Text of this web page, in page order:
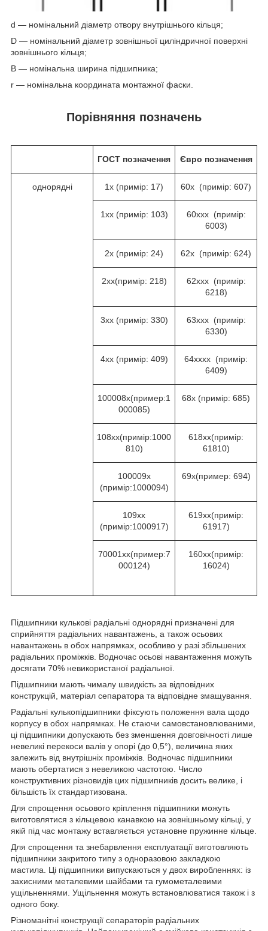
d — номінальний діаметр отвору внутрішнього кільця;
D — номінальний діаметр зовнішньої циліндричної поверхні
зовнішнього кільця;
B — номінальна ширина підшипника;
r — номінальна координата монтажної фаски.
Порівняння позначень
ГОСТ позначення Євро позначення
однорядні 1х (примір: 17) 60х (примір: 607)
1хх (примір: 103)
60ххх (примір:
6003)
2х (примір: 24) 62х (примір: 624)
2хх(примір: 218)
62ххх (примір:
6218)
3хх (примір: 330)
63ххх (примір:
6330)
4хх (примір: 409)
64хххх (примір:
6409)
100008х(пример:1
000085)
68х (примір: 685)
108xx(примір:1000
810)
618xx(примір:
61810)
100009х
(примір:1000094)
69х(пример: 694)
109xх
(примір:1000917)
619xx(примір:
61917)
70001хх(пример:7
000124)
160хх(примір:
16024)
Підшипники кулькові радіальні однорядні призначені для
сприйняття радіальних навантажень, а також осьових
навантажень в обох напрямках, особливо у разі збільшених
радіальних проміжків. Водночас осьові навантаження можуть
досягати 70% невикористаної радіальної.
Підшипники мають чималу швидкість за відповідних
конструкцій, матеріал сепаратора та відповідне змащування.
Радіальні кулькопідшипники фіксують положення вала щодо
корпусу в обох напрямках. Не стаючи самовстановлюваними,
ці підшипники допускають без зменшення довговічності лише
невеликі перекоси валів у опорі (до 0,5°), величина яких
залежить від внутрішніх проміжків. Водночас підшипники
мають обертатися з невеликою частотою. Число
конструктивних різновидів цих підшипників досить велике, і
більшість їх стандартизована.
Для спрощення осьового кріплення підшипники можуть
виготовлятися з кільцевою канавкою на зовнішньому кільці, у
якій під час монтажу вставляється установне пружинне кільце.
Для спрощення та знебарвлення експлуатації виготовляють
підшипники закритого типу з одноразовою закладкою
мастила. Ці підшипники випускаються у двох виробленнях: із
захисними металевими шайбами та гумометалевими
ущільненнями. Ущільнення можуть встановлюватися також і з
одного боку.
Різноманітні конструкції сепараторів радіальних